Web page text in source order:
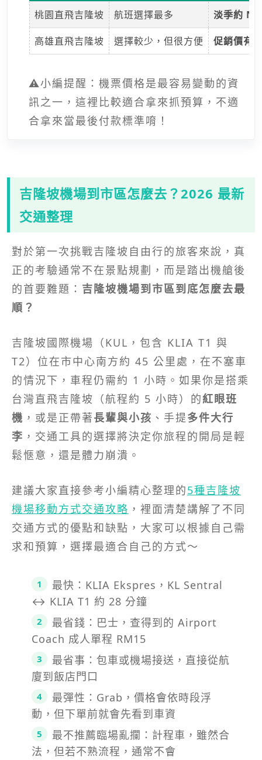
桃園直飛吉隆坡 航班選擇最多 淡季約
高雄直飛吉隆坡 選擇較少，但很方便 促銷價有
⚠️小編提醒：機票價格是最容易變動的資
訊之一，這裡比較適合拿來抓預算，不適
合拿來當最後付款標準唷！
吉隆坡機場到市區怎麼去？2026 最新
交通整理
對於第一次挑戰吉隆坡自由行的旅客來說，真
正的考驗通常不在景點規劃，而是踏出機艙後
的首要難題： 吉隆坡機場到市區到底怎麼去最
順？
吉隆坡國際機場（KUL，包含 KLIA T1 與
T2）位在市中心南方約 45 公里處，在不塞車
的情況下，車程仍需約 1 小時。如果你是搭乘
台灣直飛吉隆坡（航程約 5 小時）的紅眼班
機 ，或是正帶著長輩與小孩 、手提多件大行
李 ，交通工具的選擇將決定你旅程的開局是輕
鬆愜意，還是體力崩潰。
建議大家直接參考小編精心整理的5種吉隆坡
機場移動方式交通攻略 ，裡面清楚講解了不同
交通方式的優點和缺點，大家可以根據自己需
求和預算，選擇最適合自己的方式～
最快：KLIA Ekspres，KL Sentral
↔ KLIA T1 約 28 分鐘
最省錢：巴士，查得到的 Airport
Coach 成人單程 RM15
最省事：包車或機場接送，直接從航
廈到飯店門口
最彈性：Grab，價格會依時段浮
動，但下單前就會先看到車資
最不推薦臨場亂攔：計程車，雖然合
法，但若不熟流程，通常不會